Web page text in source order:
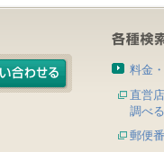
料金
直営
調べる
郵便